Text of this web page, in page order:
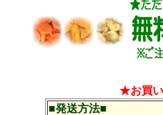
★お買い
■発送方法■